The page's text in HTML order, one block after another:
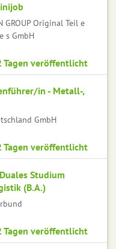
GROUP Original Teil e
s GmbH
Tagen veröffentlicht
in - Metall-,
GmbH
Tagen veröffentlicht
Studium
(B.A.)
Tagen veröffentlicht